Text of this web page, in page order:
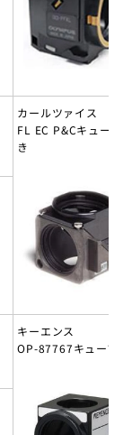
カールツァイス
FL EC P&Cキューブ
き
キーエンス
OP-87767キューブ付